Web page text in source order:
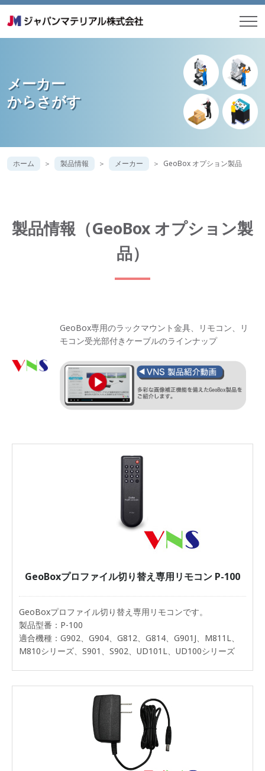
メーカー
からさがす
ホーム 製品情報 メーカー GeoBox オプション製品
製品情報（GeoBox オプション製
品）
GeoBox専用のラックマウント金具、リモコン、リ
モコン受光部付きケーブルのラインナップ
GeoBoxプロファイル切り替え専用リモコン P-100
GeoBoxプロファイル切り替え専用リモコンです。
製品型番：P-100
適合機種：G902、G904、G812、G814、G901J、M811L、
M810シリーズ、S901、S902、UD101L、UD100シリーズ